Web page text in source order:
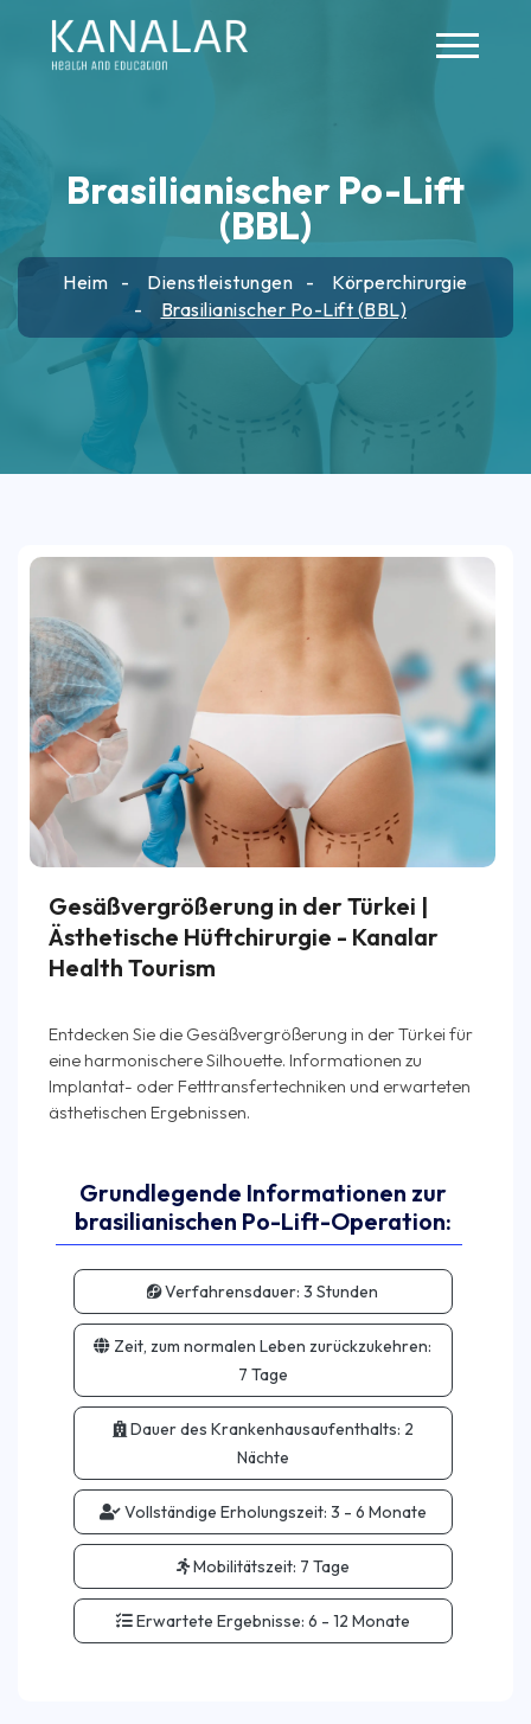
Brasilianischer Po-Lift
(BBL)
Heim Dienstleistungen
Körperchirurgie
Brasilianischer Po-Lift (BBL)
Gesäßvergrößerung in der Türkei |
Ästhetische Hüftchirurgie - Kanalar
Health Tourism
Entdecken Sie die Gesäßvergrößerung in der Türkei für
eine harmonischere Silhouette. Informationen zu
Implantat- oder Fetttransfertechniken und erwarteten
Grundlegende Informationen zur
brasilianischen Po-Lift-Operation:
Verfahrensdauer: 3 Stunden
Zeit, zum normalen Leben zurückzukehren:
7 Tage
Dauer des Krankenhausaufenthalts: 2
Nächte
Vollständige Erholungszeit: 3 - 6 Monate
Mobilitätszeit: 7 Tage
Erwartete Ergebnisse: 6 - 12 Monate